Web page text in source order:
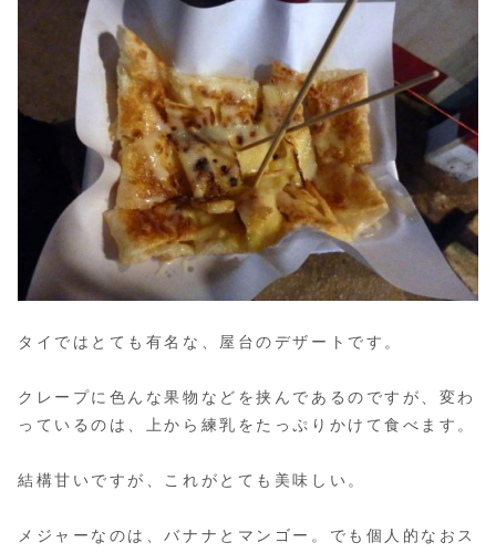
タイではとても有名な、屋台のデザートです。
クレープに色んな果物などを挟んであるのですが、変わ
っているのは、上から練乳をたっぷりかけて食べます。
結構甘いですが、これがとても美味しい。
メジャーなのは、バナナとマンゴー。でも個人的なおス